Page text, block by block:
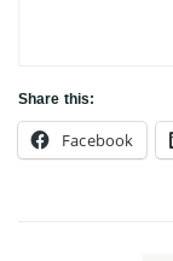
Share this:
Facebook